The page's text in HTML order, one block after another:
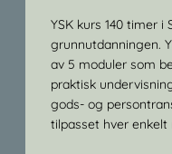
YSK kurs 140 timer
grunnutdanningen.
av 5 moduler som
praktisk
gods- og
tilpasset hver enkelt